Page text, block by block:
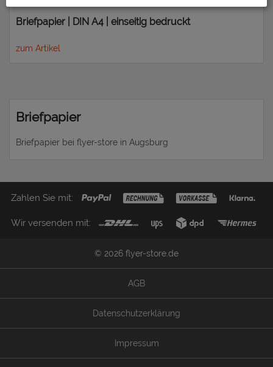
Briefpapier | DIN A4 | einseitig bedruckt
zum Artikel
Briefpapier
Briefpapier bei flyer-store in Augsburg
Zahlen Sie mit:
Wir versenden mit:
© 2026 flyer-store.de
AGB
Datenschutzerklärung
Impressum